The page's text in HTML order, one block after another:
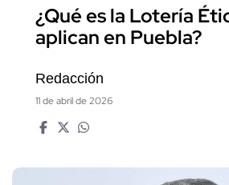
¿Qué es la Lotería
aplican en Puebla?
Redacción
11 de abril de 2026